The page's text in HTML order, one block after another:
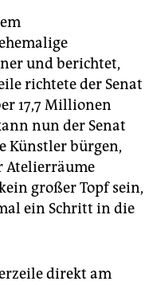
und berichtet,
richtete der Senat
17,7 Millionen
nun der Senat
Künstler bürgen,
Atelierräume
großer Topf sein,
ein Schritt in die
direkt am